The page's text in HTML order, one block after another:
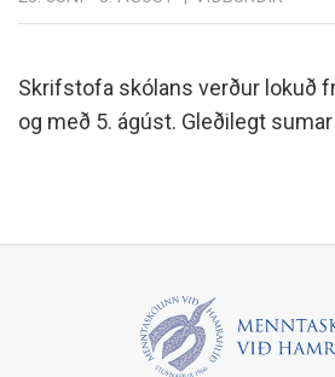
Skrifstofa skólans verður lokuð
og með 5. ágúst. Gleðilegt sumar